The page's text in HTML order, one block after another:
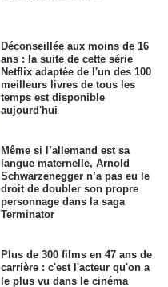
Déconseillée aux moins de 16
ans : la suite de cette série
Netflix adaptée de l'un des 100
meilleurs livres de tous les
temps est disponible
aujourd'hui
Même si l’allemand est sa
langue maternelle, Arnold
Schwarzenegger n’a pas eu le
droit de doubler son propre
personnage dans la saga
Terminator
Plus de 300 films en 47 ans de
carrière : c'est l'acteur qu'on a
le plus vu dans le cinéma